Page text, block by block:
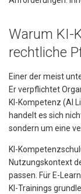
Warum KI-
rechtliche
Einer der meist
Er verpflichtet
KI-Kompetenz (AI
handelt es sich
sondern um eine
KI-
Nutzungskontext
passen. Für E-
KI-Trainings